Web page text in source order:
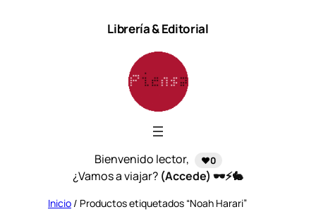
Librería & Editorial
Bienvenido lector, ❤️0
¿Vamos a viajar? (Accede) 🕶️⚡🐇
Inicio / Productos etiquetados “Noah Harari”